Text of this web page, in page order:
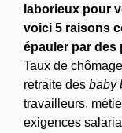
laborieux pour
voici 5 raisons
épauler par des
Taux de
retraite des baby
travailleurs,
exigences